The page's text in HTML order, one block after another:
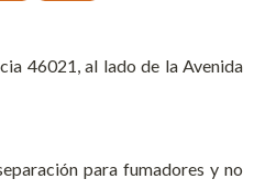
46021, al lado de la Avenida
para fumadores y no